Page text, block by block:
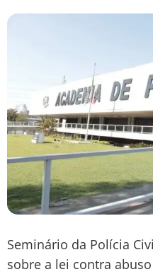
Seminário da Polícia
sobre a lei contra abuso